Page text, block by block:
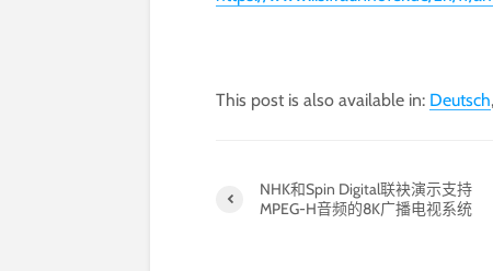
This post is also available in: Deutsch
NHK和Spin Digital联袂演示支持
MPEG-H音频的8K广播电视系统